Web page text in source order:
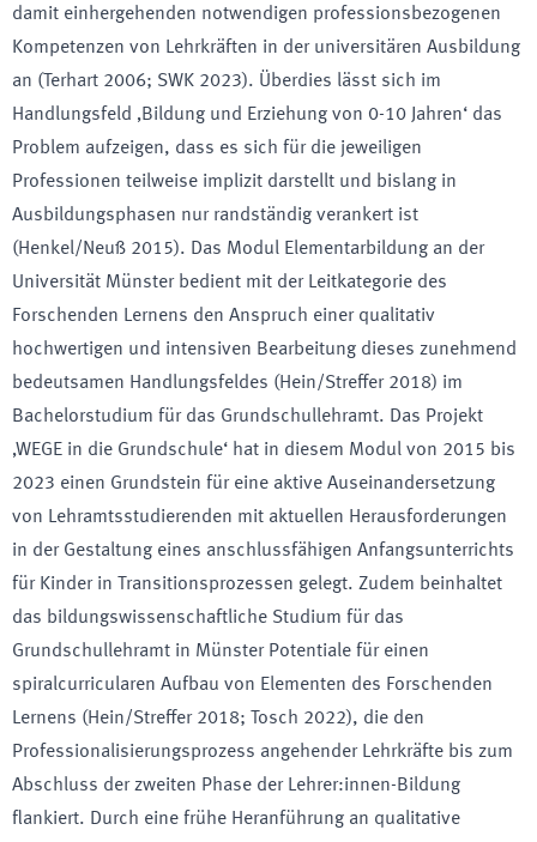
damit einhergehenden notwendigen professionsbezogenen
Kompetenzen von Lehrkräften in der universitären Ausbildung
an (Terhart 2006; SWK 2023). Überdies lässt sich im
Handlungsfeld ‚Bildung und Erziehung von 0-10 Jahren‘ das
Problem aufzeigen, dass es sich für die jeweiligen
Professionen teilweise implizit darstellt und bislang in
Ausbildungsphasen nur randständig verankert ist
(Henkel/Neuß 2015). Das Modul Elementarbildung an der
Universität Münster bedient mit der Leitkategorie des
Forschenden Lernens den Anspruch einer qualitativ
hochwertigen und intensiven Bearbeitung dieses zunehmend
bedeutsamen Handlungsfeldes (Hein/Streffer 2018) im
Bachelorstudium für das Grundschullehramt. Das Projekt
‚WEGE in die Grundschule‘ hat in diesem Modul von 2015 bis
2023 einen Grundstein für eine aktive Auseinandersetzung
von Lehramtsstudierenden mit aktuellen Herausforderungen
in der Gestaltung eines anschlussfähigen Anfangsunterrichts
für Kinder in Transitionsprozessen gelegt. Zudem beinhaltet
das bildungswissenschaftliche Studium für das
Grundschullehramt in Münster Potentiale für einen
spiralcurricularen Aufbau von Elementen des Forschenden
Lernens (Hein/Streffer 2018; Tosch 2022), die den
Professionalisierungsprozess angehender Lehrkräfte bis zum
Abschluss der zweiten Phase der Lehrer:innen-Bildung
flankiert. Durch eine frühe Heranführung an qualitative